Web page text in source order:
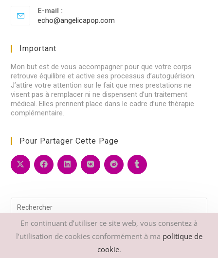
E-mail :
echo@angelicapop.com
Important
Mon but est de vous accompagner pour que votre corps
retrouve équilibre et active ses processus d’autoguérison.
J’attire votre attention sur le fait que mes prestations ne
visent pas à remplacer ni ne dispensent d’un traitement
médical. Elles prennent place dans le cadre d’une thérapie
complémentaire.
Pour Partager Cette Page
En continuant d’utiliser ce site web, vous consentez à
l’utilisation de cookies conformément à ma politique de
cookie.